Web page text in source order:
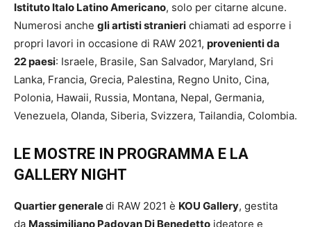
Istituto Italo Latino Americano, solo per citarne alcune.
Numerosi anche gli artisti stranieri chiamati ad esporre i
propri lavori in occasione di RAW 2021, provenienti da
22 paesi: Israele, Brasile, San Salvador, Maryland, Sri
Lanka, Francia, Grecia, Palestina, Regno Unito, Cina,
Polonia, Hawaii, Russia, Montana, Nepal, Germania,
Venezuela, Olanda, Siberia, Svizzera, Tailandia, Colombia.
LE MOSTRE IN PROGRAMMA E LA
GALLERY NIGHT
Quartier generaledi RAW 2021 è KOU Gallery, gestita
da Massimiliano Padovan Di Benedetto ideatore e